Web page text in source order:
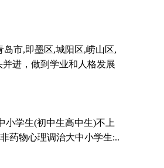
岛市,即墨区,城阳区,崂山区,
进，做到学业和人格发展
小学生(初中生高中生)不上
药物心理调治大中小学生:..